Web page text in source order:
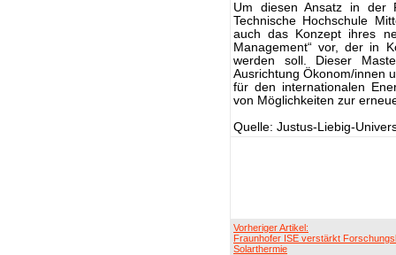
Um diesen Ansatz in der
Technische Hochschule
auch das Konzept ihres
Management“ vor, der in
werden soll. Dieser
Ausrichtung Ökonom/innen
für den internationalen
von Möglichkeiten zur
Quelle: Justus-Liebig-
Vorheriger Artikel:
Fraunhofer ISE verstärkt
Solarthermie